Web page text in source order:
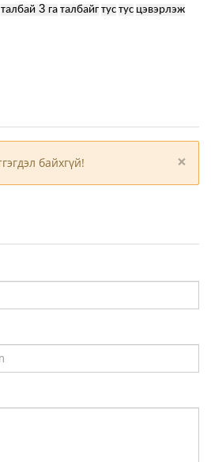
талбай 3 га талбайг тус тус цэвэрлэж
×
байхгүй!